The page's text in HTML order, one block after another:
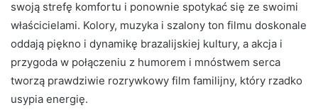
swoją strefę komfortu i ponownie spotykać się ze swoimi
właścicielami. Kolory, muzyka i szalony ton filmu doskonale
oddają piękno i dynamikę brazalijskiej kultury, a akcja i
przygoda w połączeniu z humorem i mnóstwem serca
tworzą prawdziwie rozrywkowy film familijny, który rzadko
usypia energię.